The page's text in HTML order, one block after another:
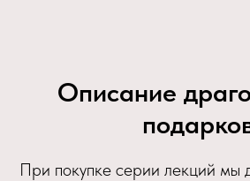
Описание
При покупке серии лекций мы